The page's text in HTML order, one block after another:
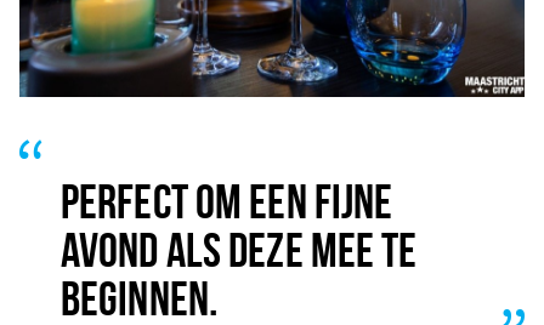
PERFECT OM EEN FIJNE
AVOND ALS DEZE MEE TE
BEGINNEN.